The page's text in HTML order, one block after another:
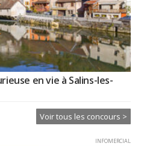
en vie à Salins-les-
Voir tous les concours >
INFOMERCIAL